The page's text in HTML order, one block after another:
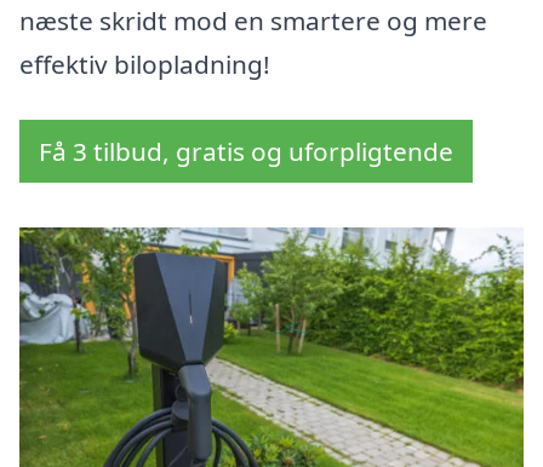
næste skridt mod en smartere og mere
effektiv bilopladning!
Få 3 tilbud, gratis og uforpligtende